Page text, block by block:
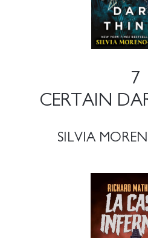
7
CERTAIN
SILVIA